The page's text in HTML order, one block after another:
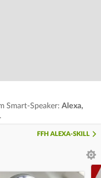
Smart-Speaker: Alexa,
.
FFH ALEXA-SKILL